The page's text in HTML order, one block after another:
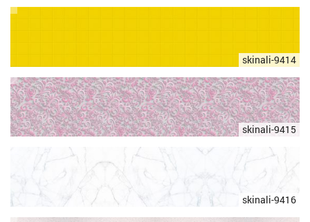
skinali-9414
skinali-9415
skinali-9416